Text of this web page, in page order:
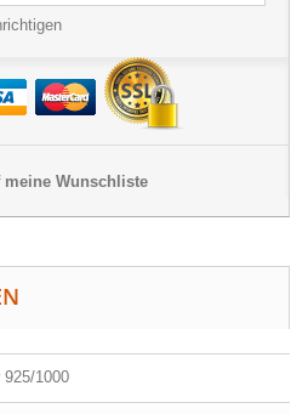
meine Wunschliste
925/1000